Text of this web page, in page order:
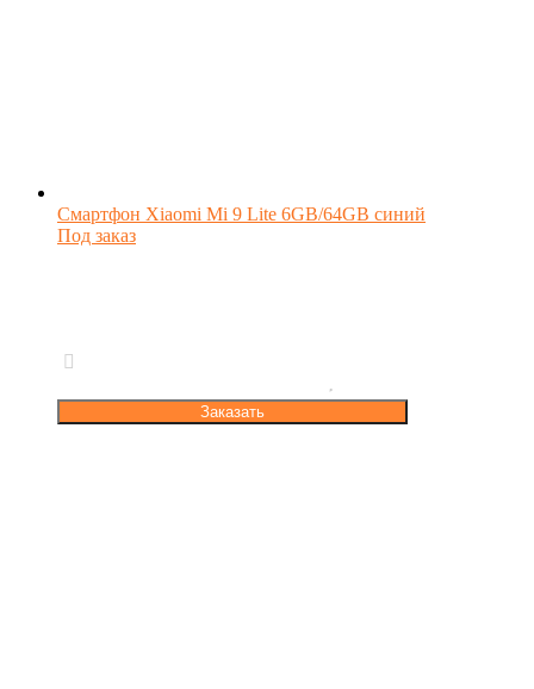
Смартфон Xiaomi Mi 9 Lite 6GB/64GB синий
Под заказ
Заказать